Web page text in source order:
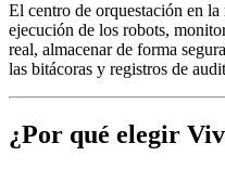
El centro de orquestación en
ejecución de los robots,
real, almacenar de forma
las bitácoras y registros de
¿Por qué elegir